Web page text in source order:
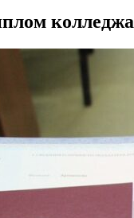
колледжа